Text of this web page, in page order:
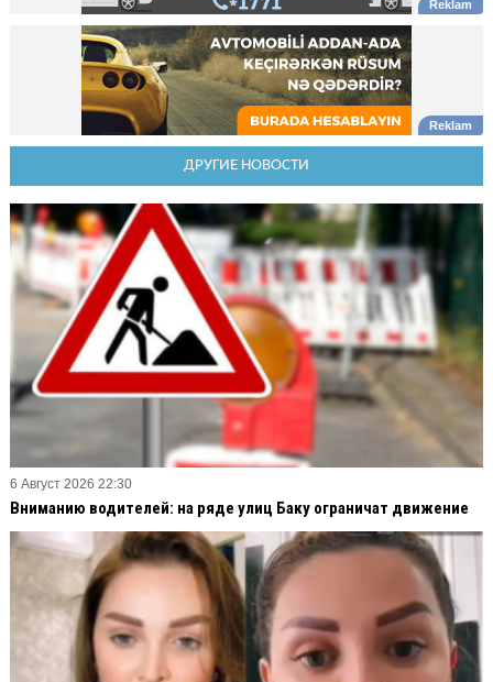
ДРУГИЕ НОВОСТИ
6 Август 2026 22:30
Вниманию водителей: на ряде улиц Баку ограничат движение